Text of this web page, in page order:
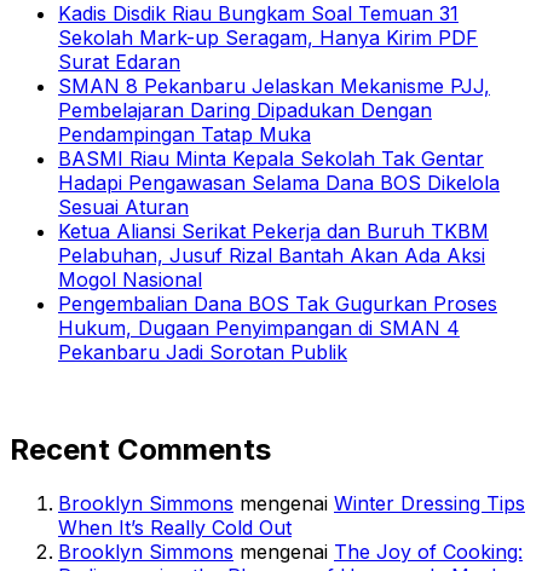
Kadis Disdik Riau Bungkam Soal Temuan 31
Sekolah Mark-up Seragam, Hanya Kirim PDF
Surat Edaran
SMAN 8 Pekanbaru Jelaskan Mekanisme PJJ,
Pembelajaran Daring Dipadukan Dengan
Pendampingan Tatap Muka
BASMI Riau Minta Kepala Sekolah Tak Gentar
Hadapi Pengawasan Selama Dana BOS Dikelola
Sesuai Aturan
Ketua Aliansi Serikat Pekerja dan Buruh TKBM
Pelabuhan, Jusuf Rizal Bantah Akan Ada Aksi
Mogol Nasional
Pengembalian Dana BOS Tak Gugurkan Proses
Hukum, Dugaan Penyimpangan di SMAN 4
Pekanbaru Jadi Sorotan Publik
Recent Comments
Brooklyn Simmons mengenai Winter Dressing Tips
When It’s Really Cold Out
Brooklyn Simmons mengenai The Joy of Cooking: